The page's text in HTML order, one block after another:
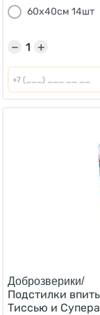
60х40см 14шт
+
−
Доброзверики/
Подстилки
Тиссью и